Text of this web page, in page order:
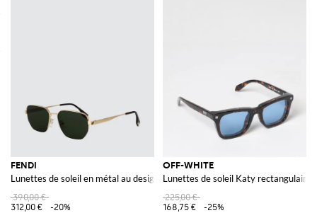
FENDI
Lunettes de soleil en métal au design irrégulier avec logo gravé
390,00 €
312,00 €
-20%
OFF-WHITE
Lunettes de soleil Katy
225,00 €
168,75 €
-25%